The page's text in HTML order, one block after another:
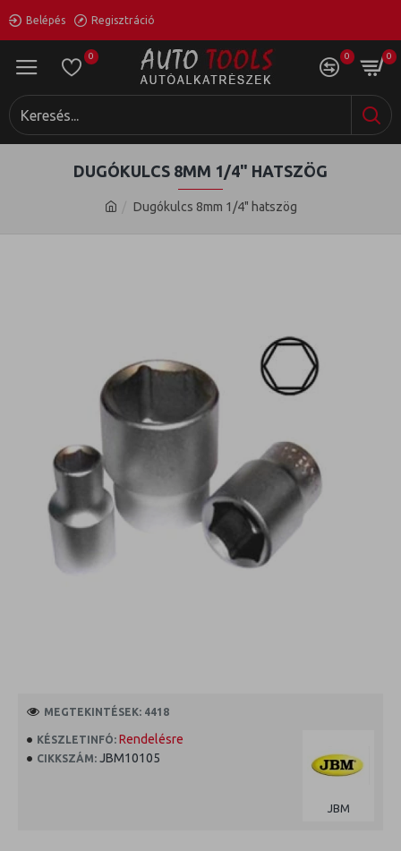
Belépés Regisztráció
0 0 0
Dugókulcs 8mm 1/4" hatszög
DUGÓKULCS 8MM 1/4" HATSZÖG
KÉSZLETINFÓ: Rendelésre
CIKKSZÁM: JBM10105
JBM
MEGTEKINTÉSEK: 4418